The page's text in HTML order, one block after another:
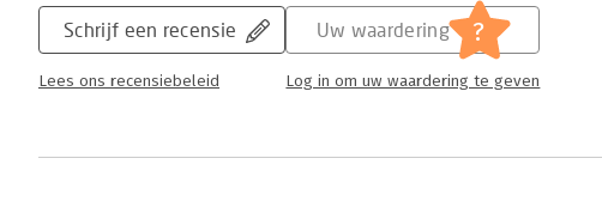
Schrijf een recensie
Lees ons recensiebeleid
Uw waardering ?
Log in om uw waardering te geven